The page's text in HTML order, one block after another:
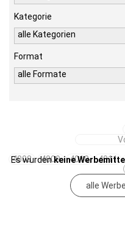
Kategorie
alle Kategorien
Format
alle Formate
4008
4009 4010 4011
Es wurdenkeine Werbemittel
alle